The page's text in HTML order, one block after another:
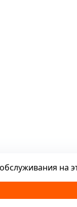
Каталог
на